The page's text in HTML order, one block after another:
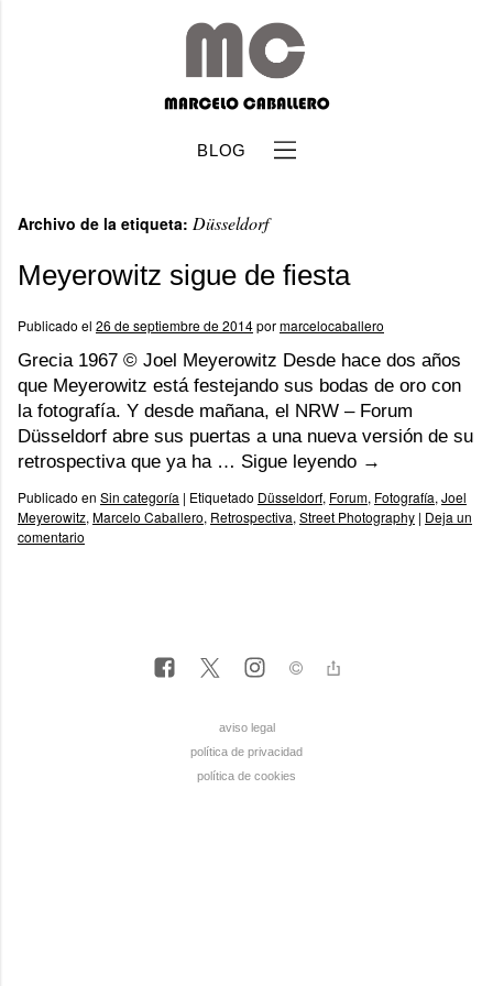
BLOG
Archivo de la etiqueta: Düsseldorf
Meyerowitz sigue de fiesta
Publicado el 26 de septiembre de 2014pormarcelocaballero
Grecia 1967 © Joel Meyerowitz Desde hace dos años
que Meyerowitz está festejando sus bodas de oro con
la fotografía. Y desde mañana, el NRW – Forum
Düsseldorf abre sus puertas a una nueva versión de su
retrospectiva que ya ha … Sigue leyendo →
Publicado en Sin categoría | Etiquetado Düsseldorf, Forum, Fotografía, Joel
Meyerowitz, Marcelo Caballero, Retrospectiva, Street Photography | Deja un
comentario
aviso legal
política de privacidad
política de cookies